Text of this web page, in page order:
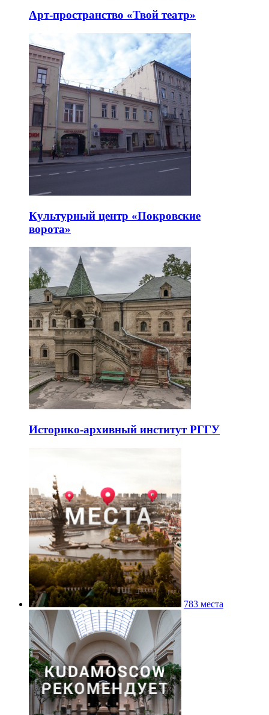
Арт-пространство «Твой театр»
Культурный центр «Покровские
ворота»
Историко-архивный институт РГГУ
783 места